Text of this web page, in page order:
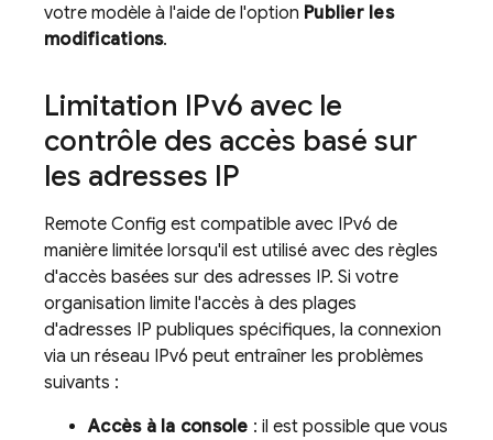
votre modèle à l'aide de l'option Publier les
modifications.
Limitation IPv6 avec le
contrôle des accès basé sur
les adresses IP
Remote Config est compatible avec IPv6 de
manière limitée lorsqu'il est utilisé avec des règles
d'accès basées sur des adresses IP. Si votre
organisation limite l'accès à des plages
d'adresses IP publiques spécifiques, la connexion
via un réseau IPv6 peut entraîner les problèmes
suivants :
Accès à la console : il est possible que vous